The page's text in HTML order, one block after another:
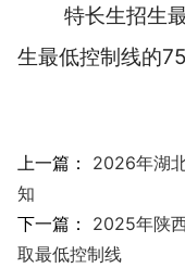
特长生招生
生最低控制线的
上一篇： 2026年湖
知
下一篇： 2025年陕
取最低控制线